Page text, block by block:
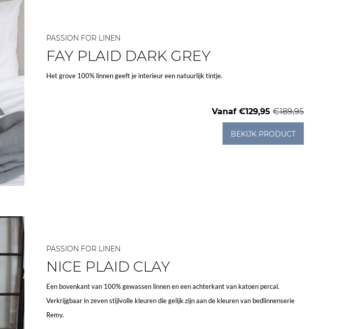
PASSION FOR LINEN
FAY PLAID DARK GREY
Het grove 100% linnen geeft je interieur een natuurlijk tintje.
Vanaf €129,95 €189,95
BEKIJK PRODUCT
PASSION FOR LINEN
NICE PLAID CLAY
Een bovenkant van 100% gewassen linnen en een achterkant van katoen percal.
Verkrijgbaar in zeven stijlvolle kleuren die gelijk zijn aan de kleuren van bedlinnenserie
Remy.